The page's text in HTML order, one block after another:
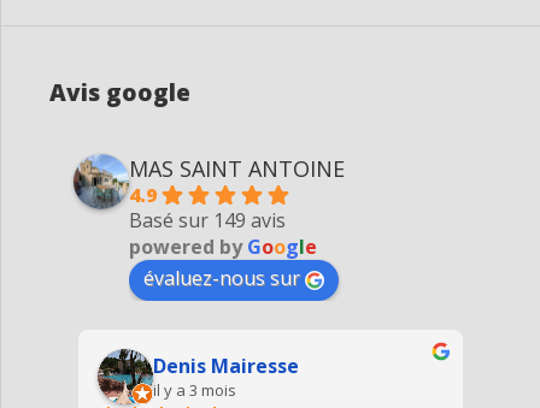
Avis google
MAS SAINT ANTOINE
4.9
Basé sur 149 avis
powered byGoogle
évaluez-nous sur
Denis Mairesse
il y a 3 mois